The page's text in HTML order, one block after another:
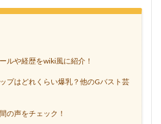
ルや経歴をwiki風に紹介！
プはどれくらい爆乳？他のGバスト芸
の声をチェック！